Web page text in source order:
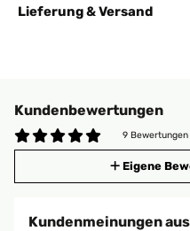
Lieferung & Versand
Kundenbewertungen
9 Bewertungen
Eigene
Kundenmeinungen